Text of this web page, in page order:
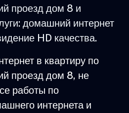
проезд дом 8 и
домашний интернет
HD качества.
в квартиру по
проезд дом 8, не
работы по
интернета и